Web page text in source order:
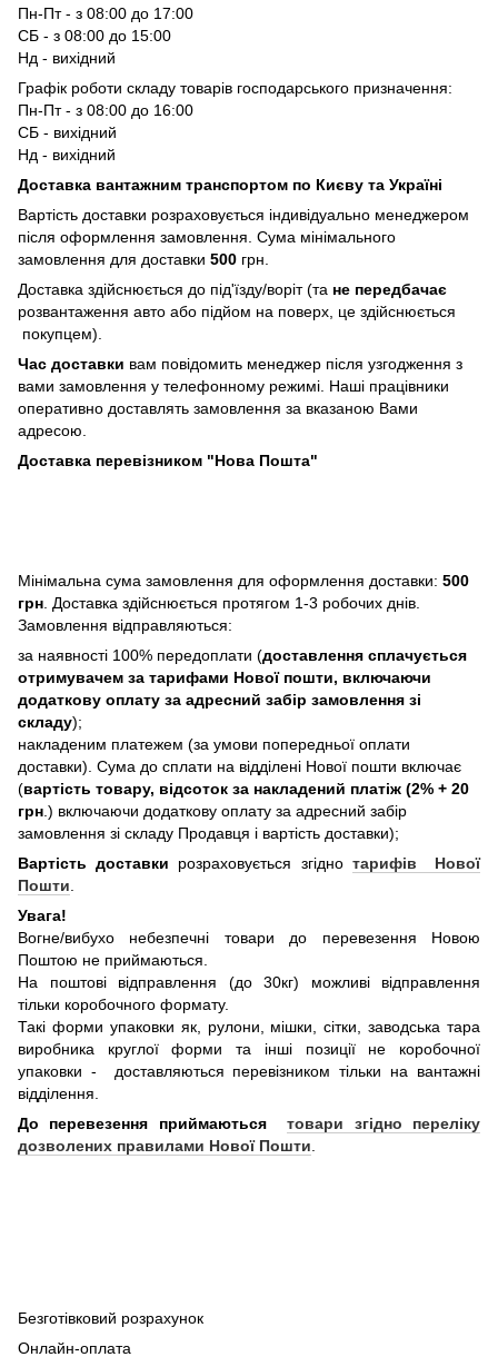
Пн-Пт - з 08:00 до 17:00
СБ - з 08:00 до 15:00
Нд - вихідний
Графік роботи складу товарів господарського призначення:
Пн-Пт - з 08:00 до 16:00
СБ - вихідний
Нд - вихідний
Доставка вантажним транспортом по Києву та Україні
Вартість доставки розраховується індивідуально менеджером
після оформлення замовлення. Сума мінімального
замовлення для доставки 500 грн.
Доставка здійснюється до під'їзду/воріт (та не передбачає
розвантаження авто або підйом на поверх, це здійснюється
покупцем).
Час доставки вам повідомить менеджер після узгодження з
вами замовлення у телефонному режимі. Наші працівники
оперативно доставлять замовлення за вказаною Вами
адресою.
Доставка перевізником "Нова Пошта"
Мінімальна сума замовлення для оформлення доставки: 500
грн . Доставка здійснюється протягом 1-3 робочих днів.
Замовлення відправляються:
за наявності 100% передоплати (доставлення сплачується
отримувачем за тарифами Нової пошти, включаючи
додаткову оплату за адресний забір замовлення зі
складу);
накладеним платежем (за умови попередньої оплати
доставки). Сума до сплати на відділені Нової пошти включає
(вартість товару, відсоток за накладений платіж (2% + 20
грн .) включаючи додаткову оплату за адресний забір
замовлення зі складу Продавця і вартість доставки);
Вартість доставки розраховується згідно тарифів Нової
Пошти
Увага!
Вогне/вибухо небезпечні товари до перевезення Новою
Поштою не приймаються.
На поштові відправлення (до 30кг) можливі відправлення
тільки коробочного формату.
Такі форми упаковки як, рулони, мішки, сітки, заводська тара
виробника круглої форми та інші позиції не коробочної
упаковки - доставляються перевізником тільки на вантажні
відділення.
До перевезення приймаютьсятовари згідно переліку
дозволених правилами Нової Пошти
Безготівковий розрахунок
Онлайн-оплата